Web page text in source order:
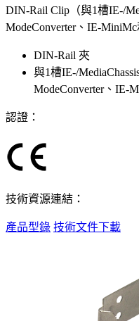
DIN-Rail Clip（與1槽IE-/
ModeConverter、IE-
DIN-Rail 夾
與1槽IE-/
ModeConverter、IE-
認證：
技術資源連結：
產品型錄 技術文件下載